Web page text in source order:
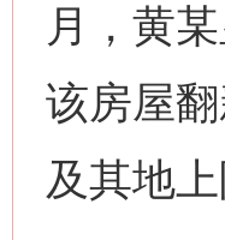
月，黄
该房屋
及其地